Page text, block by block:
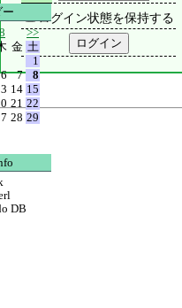
ログイン状態を保持する
ー
>>
金 土
1
6 7
8
14 15
21 22
28 29
DB